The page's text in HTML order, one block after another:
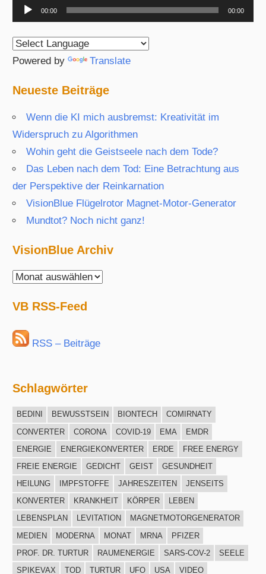
Audio-
Player
00:00 00:00
Powered by Translate
Neueste Beiträge
Wenn die KI mich ausbremst: Kreativität im
Widerspruch zu Algorithmen
Wohin geht die Geistseele nach dem Tode?
Das Leben nach dem Tod: Eine Betrachtung aus
der Perspektive der Reinkarnation
VisionBlue Flügelrotor Magnet-Motor-Generator
Mundtot? Noch nicht ganz!
VisionBlue Archiv
VisionBlue
VB RSS-Feed
RSS – Beiträge
Schlagwörter
BEDINI BEWUSSTSEIN BIONTECH
COMIRNATY
CONVERTER
CORONA COVID-19 EMA
EMDR
ENERGIE
ENERGIEKONVERTER ERDE
FREE ENERGY
FREIE ENERGIE
GEDICHT GEIST
GESUNDHEIT
HEILUNG
IMPFSTOFFE JAHRESZEITEN
JENSEITS
KONVERTER
KRANKHEIT KÖRPER
LEBEN
LEBENSPLAN
LEVITATION
MAGNETMOTORGENERATOR
MEDIEN
MODERNA MONAT MRNA
PFIZER
PROF. DR. TURTUR
RAUMENERGIE SARS-COV-2
SEELE
SPIKEVAX
TOD TURTUR UFO USA
VIDEO